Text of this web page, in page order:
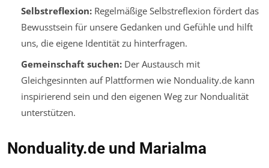
Selbstreflexion:Regelmäßige Selbstreflexion fördert das
Bewusstsein für unsere Gedanken und Gefühle und hilft
uns, die eigene Identität zu hinterfragen.
Gemeinschaft suchen:Der Austausch mit
Gleichgesinnten auf Plattformen wie Nonduality.de kann
inspirierend sein und den eigenen Weg zur Nondualität
unterstützen.
Nonduality.de und Marialma